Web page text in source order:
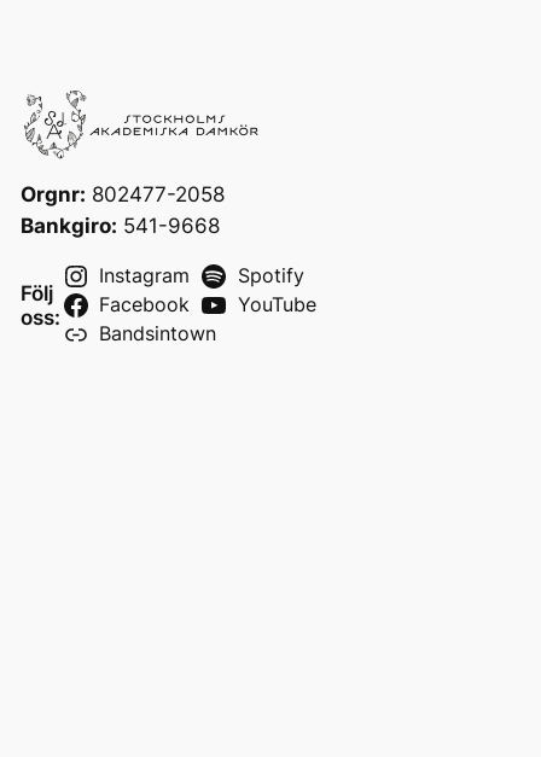
Orgnr: 802477-2058
Bankgiro: 541-9668
Följ
oss:
Instagram
Spotify
Facebook
YouTube
Bandsintown